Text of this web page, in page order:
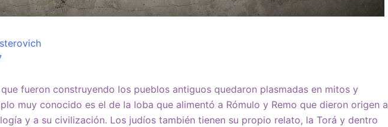
fueron construyendo los pueblos antiguos quedaron plasmadas en mitos y
muy conocido es el de la loba que alimentó a Rómulo y Remo que dieron origen a
y a su civilización. Los judíos también tienen su propio relato, la Torá y dentro